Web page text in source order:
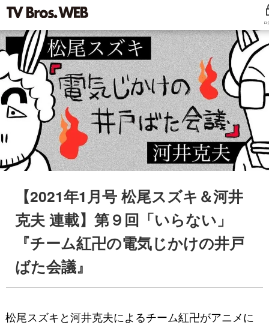
ロ
【2021年1月号 松尾スズキ＆河井
克夫 連載】第９回「いらない」
『チーム紅卍の電気じかけの井戸
ばた会議』
松尾スズキと河井克夫によるチーム紅卍がアニメに